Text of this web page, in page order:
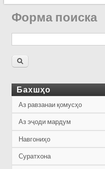
Форма поиска
Бахшҳо
Аз равзанаи қомусҳо
Аз эҷоди мардум
Навгониҳо
Суратхона